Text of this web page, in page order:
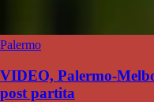
Palermo
VIDEO, Palermo-
post partita